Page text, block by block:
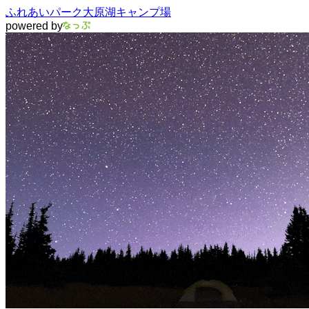
ふれあいパーク大原湖キャンプ場
powered by